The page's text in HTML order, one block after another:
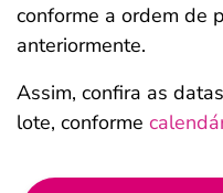
conforme a ordem de
anteriormente.
Assim, confira as
lote, conforme